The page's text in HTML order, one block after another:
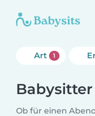
Art 1
Ob für einen